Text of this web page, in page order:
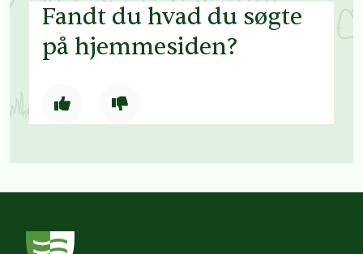
Fandt du hvad du søgte
på hjemmesiden?